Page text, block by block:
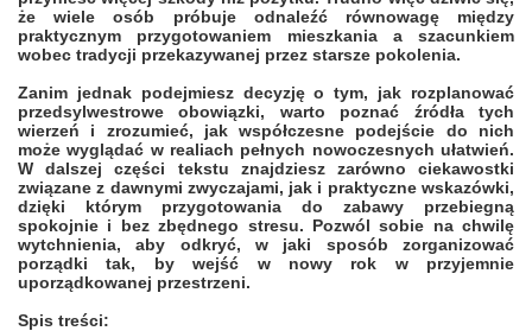
że wiele osób próbuje odnaleźć równowagę między
praktycznym przygotowaniem mieszkania a szacunkiem
wobec tradycji przekazywanej przez starsze pokolenia.
Zanim jednak podejmiesz decyzję o tym, jak rozplanować
przedsylwestrowe obowiązki, warto poznać źródła tych
wierzeń i zrozumieć, jak współczesne podejście do nich
może wyglądać w realiach pełnych nowoczesnych ułatwień.
W dalszej części tekstu znajdziesz zarówno ciekawostki
związane z dawnymi zwyczajami, jak i praktyczne wskazówki,
dzięki którym przygotowania do zabawy przebiegną
spokojnie i bez zbędnego stresu. Pozwól sobie na chwilę
wytchnienia, aby odkryć, w jaki sposób zorganizować
porządki tak, by wejść w nowy rok w przyjemnie
uporządkowanej przestrzeni.
Spis treści: